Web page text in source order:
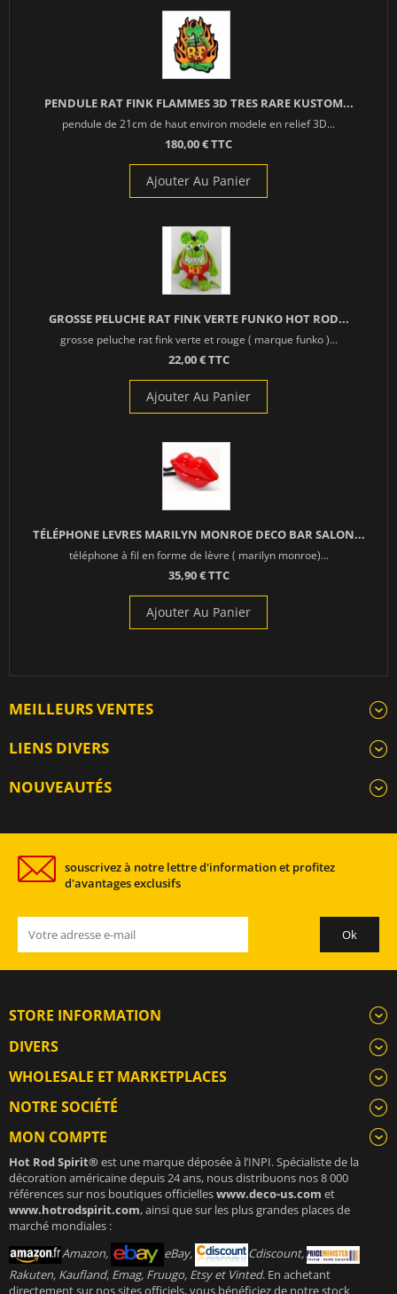
PENDULE RAT FINK FLAMMES 3D TRES RARE KUSTOM...
pendule de 21cm de haut environ modele en relief 3D...
180,00 € TTC
Ajouter Au Panier
GROSSE PELUCHE RAT FINK VERTE FUNKO HOT ROD...
grosse peluche rat fink verte et rouge ( marque funko )...
22,00 € TTC
Ajouter Au Panier
TÉLÉPHONE LEVRES MARILYN MONROE DECO BAR SALON...
téléphone à fil en forme de lèvre ( marilyn monroe)...
35,90 € TTC
Ajouter Au Panier
MEILLEURS VENTES
LIENS DIVERS
NOUVEAUTÉS
souscrivez à notre lettre d'information et profitez
d'avantages exclusifs
STORE INFORMATION
DIVERS
WHOLESALE ET MARKETPLACES
NOTRE SOCIÉTÉ
MON COMPTE
Hot Rod Spirit®est une marque déposée à l’INPI. Spécialiste de la
décoration américaine depuis 24 ans, nous distribuons nos 8 000
références sur nos boutiques officielleswww.deco-us.com et
www.hotrodspirit.com, ainsi que sur les plus grandes places de
marché mondiales :
Amazon,
eBay,
Cdiscount,
Rakuten, Kaufland, Emag, Fruugo, Etsy et Vinted. En achetant
directement sur nos sites officiels, vous bénéficiez de notre stock